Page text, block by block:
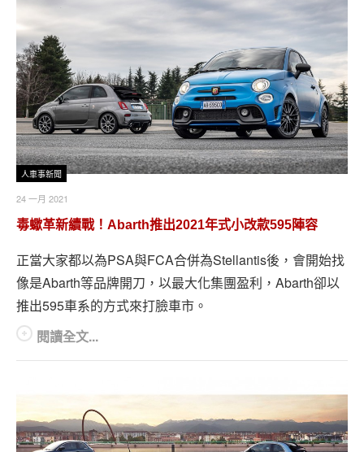
人車事新聞
24 一月 2021
毒蠍革新續戰！Abarth推出2021年式小改款595陣容
正當大家都以為PSA與FCA合併為Stellantis後，會開始找
像是Abarth等品牌開刀，以最大化集團盈利，Abarth卻以
推出595車系的方式來打臉車市。
閱讀全文...